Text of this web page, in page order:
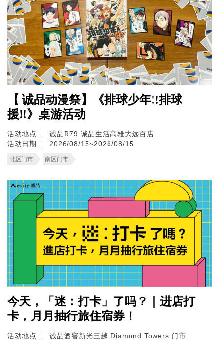
【 诚品动漫祭】《排球少年!!排球
援!!》桌游活动
活动地点 诚品R79 诚品生活高雄大远百店
活动日期
2026/08/15~2026/08/15
北区门市 南区门市
今天，「迷：打卡」了吗？｜进店打
卡，月月抽行旅住宿券！
活动地点
诚品酒窖新光三越 Diamond Towers 门市